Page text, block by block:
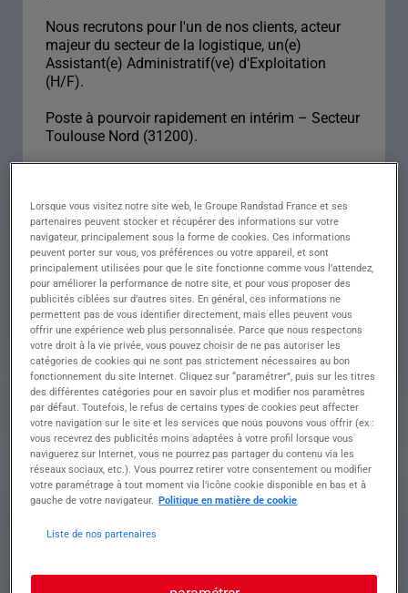
Nous recrutons pour l'un de nos clients, acteur
majeur du secteur de la logistique, un(e)
Assistant(e) Administratif(ve) d'Exploitation
(H/F).
Poste à pourvoir rapidement en intérim – Secteur
Toulouse Nord (31200).
Descriptif du poste :
ASSISTANTE
EXPLOITATION H/F
Descriptif du poste : Vos missions : Au sein du
service exploitation, vous êtes
l'interlocuteur(trice) privilégié(e) des clients et
assurez le suivi des opérations dans une
démarche de qualité de service et de fidélisation.
• Gestion des appels clients et traitement des
demandes d'informations.
• Suivi des enlèvements, livraisons, courses et
demandes de tracking.
• Traitement des réclamations clients et suivi des
dossiers litiges jusqu'à leur résolution.
• Gestion des demandes d'enlèvement et
organisation des rendez-vous de livraison.
Lorsque vous visitez notre site web, le Groupe Randstad France et ses
partenaires peuvent stocker et récupérer des informations sur votre
navigateur, principalement sous la forme de cookies. Ces informations
peuvent porter sur vous, vos préférences ou votre appareil, et sont
principalement utilisées pour que le site fonctionne comme vous l’attendez,
pour améliorer la performance de notre site, et pour vous proposer des
publicités ciblées sur d’autres sites. En général, ces informations ne
permettent pas de vous identifier directement, mais elles peuvent vous
offrir une expérience web plus personnalisée. Parce que nous respectons
votre droit à la vie privée, vous pouvez choisir de ne pas autoriser les
catégories de cookies qui ne sont pas strictement nécessaires au bon
fonctionnement du site Internet. Cliquez sur “paramétrer”, puis sur les titres
des différentes catégories pour en savoir plus et modifier nos paramètres
par défaut. Toutefois, le refus de certains types de cookies peut affecter
votre navigation sur le site et les services que nous pouvons vous offrir (ex :
vous recevrez des publicités moins adaptées à votre profil lorsque vous
naviguerez sur Internet, vous ne pourrez pas partager du contenu via les
réseaux sociaux, etc.). Vous pourrez retirer votre consentement ou modifier
votre paramétrage à tout moment via l’icône cookie disponible en bas et à
gauche de votre navigateur. Politique en matière de cookie
Liste de nos partenaires